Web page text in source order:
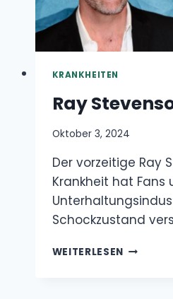
Oktober 3, 2024
Der vorzeitige Ray
Fans und die
WEITERLESEN
STEVENSON